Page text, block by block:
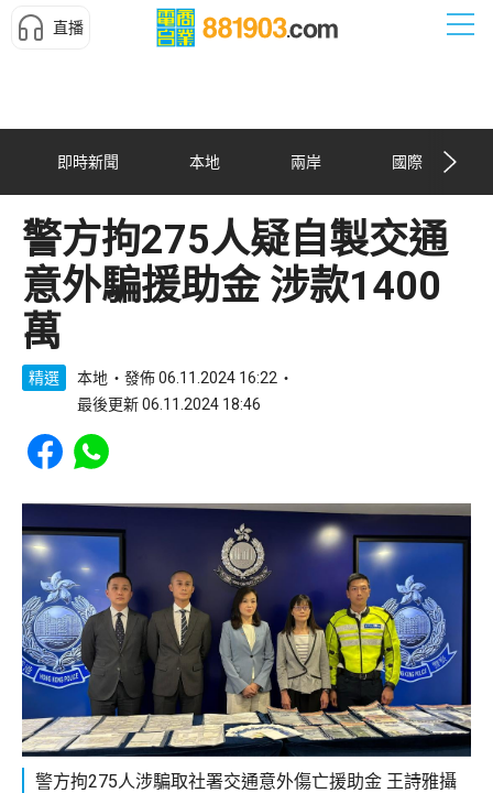
直播
即時新聞 本地 兩岸 國際
警方拘275人疑自製交通
意外騙援助金 涉款1400
萬
精選 本地
發佈 06.11.2024 16:22
最後更新 06.11.2024 18:46
Share to Facebook
Share to WhatsApp
警方拘275人涉騙取社署交通意外傷亡援助金 王詩雅攝